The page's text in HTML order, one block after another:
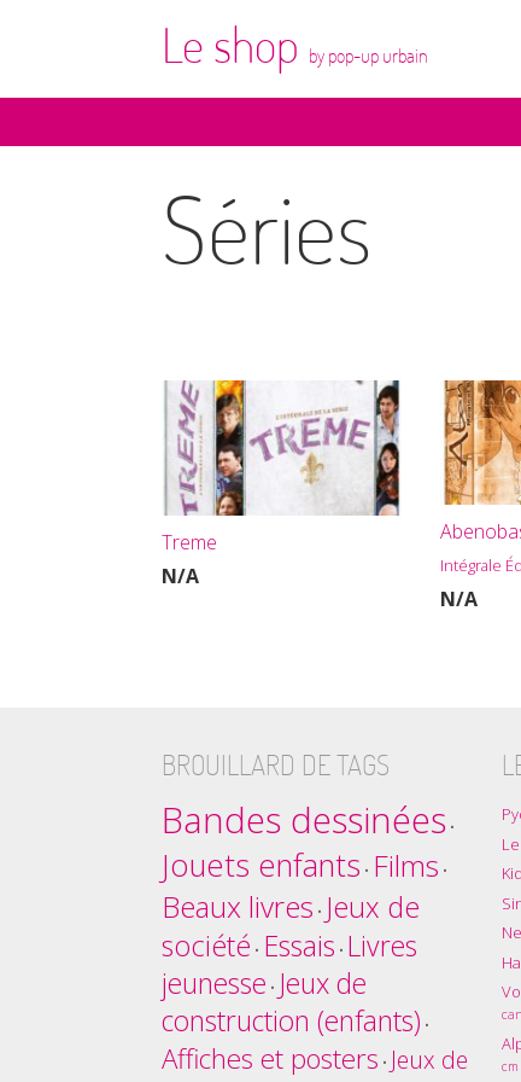
Le shop by pop-up urbain
Séries
Treme
N/A
Intégrale
N/A
BROUILLARD DE TAGS
Bandes dessinées •
Jouets enfants • Films •
Beaux livres • Jeux de
société • Essais • Livres
jeunesse • Jeux de
construction (enfants) •
Affiches et posters • Jeux de
cm